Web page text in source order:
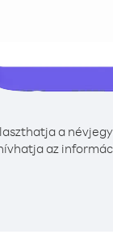
a
az